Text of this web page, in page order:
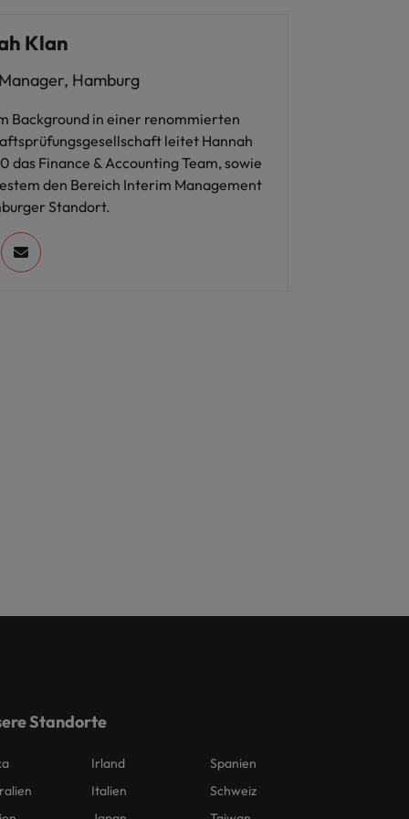
Klan
Hamburg
Background in einer renommierten
leitet Hannah
das Finance & Accounting Team, sowie
den Bereich Interim Management
Standort.
Standorte
Irland
Italien
Spanien
Schweiz